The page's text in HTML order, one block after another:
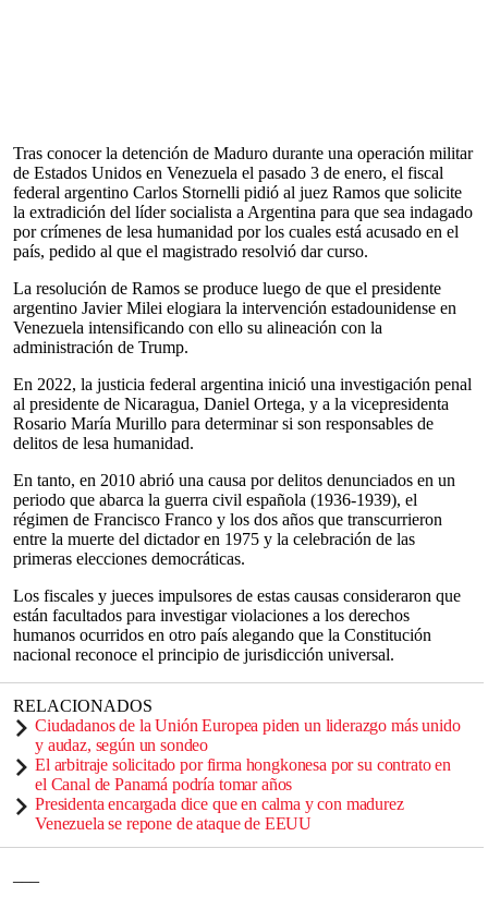
Tras conocer la detención de Maduro durante una operación militar
de Estados Unidos en Venezuela el pasado 3 de enero, el fiscal
federal argentino Carlos Stornelli pidió al juez Ramos que solicite
la extradición del líder socialista a Argentina para que sea indagado
por crímenes de lesa humanidad por los cuales está acusado en el
país, pedido al que el magistrado resolvió dar curso.
La resolución de Ramos se produce luego de que el presidente
argentino Javier Milei elogiara la intervención estadounidense en
Venezuela intensificando con ello su alineación con la
administración de Trump.
En 2022, la justicia federal argentina inició una investigación penal
al presidente de Nicaragua, Daniel Ortega, y a la vicepresidenta
Rosario María Murillo para determinar si son responsables de
delitos de lesa humanidad.
En tanto, en 2010 abrió una causa por delitos denunciados en un
periodo que abarca la guerra civil española (1936-1939), el
régimen de Francisco Franco y los dos años que transcurrieron
entre la muerte del dictador en 1975 y la celebración de las
primeras elecciones democráticas.
Los fiscales y jueces impulsores de estas causas consideraron que
están facultados para investigar violaciones a los derechos
humanos ocurridos en otro país alegando que la Constitución
nacional reconoce el principio de jurisdicción universal.
RELACIONADOS
Ciudadanos de la Unión Europea piden un liderazgo más unido
y audaz, según un sondeo
El arbitraje solicitado por firma hongkonesa por su contrato en
el Canal de Panamá podría tomar años
Presidenta encargada dice que en calma y con madurez
Venezuela se repone de ataque de EEUU